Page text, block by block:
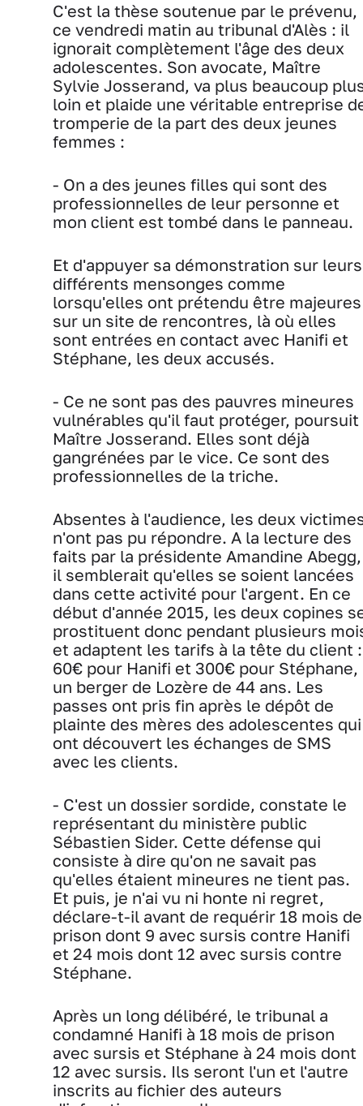
C'est la thèse soutenue par le prévenu,
ce vendredi matin au tribunal d'Alès : il
ignorait complètement l'âge des deux
adolescentes. Son avocate, Maître
Sylvie Josserand, va plus beaucoup
loin et plaide une véritable entreprise
tromperie de la part des deux jeunes
femmes :
- On a des jeunes filles qui sont des
professionnelles de leur personne et
mon client est tombé dans le panneau.
Et d'appuyer sa démonstration sur leurs
différents mensonges comme
lorsqu'elles ont prétendu être majeures
sur un site de rencontres, là où elles
sont entrées en contact avec Hanifi et
Stéphane, les deux accusés.
- Ce ne sont pas des pauvres mineures
vulnérables qu'il faut protéger, poursuit
Maître Josserand. Elles sont déjà
gangrénées par le vice. Ce sont des
professionnelles de la triche.
Absentes à l'audience, les deux
n'ont pas pu répondre. A la lecture des
faits par la présidente Amandine Abegg,
il semblerait qu'elles se soient lancées
dans cette activité pour l'argent. En ce
début d'année 2015, les deux copines
prostituent donc pendant plusieurs
et adaptent les tarifs à la tête du client :
60€ pour Hanifi et 300€ pour Stéphane,
un berger de Lozère de 44 ans. Les
passes ont pris fin après le dépôt de
plainte des mères des adolescentes qui
ont découvert les échanges de SMS
avec les clients.
- C'est un dossier sordide, constate le
représentant du ministère public
Sébastien Sider. Cette défense qui
consiste à dire qu'on ne savait pas
qu'elles étaient mineures ne tient pas.
Et puis, je n'ai vu ni honte ni regret,
déclare-t-il avant de requérir 18 mois de
prison dont 9 avec sursis contre Hanifi
et 24 mois dont 12 avec sursis contre
Stéphane.
Après un long délibéré, le tribunal a
condamné Hanifi à 18 mois de prison
avec sursis et Stéphane à 24 mois dont
12 avec sursis. Ils seront l'un et l'autre
inscrits au fichier des auteurs